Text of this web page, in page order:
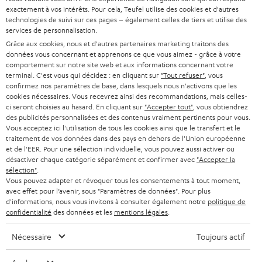
à
l
a
n
e
w
s
l
e
t
t
e
r
SYSTEMES COMPLETS HOME CINEMA
STEREO
SMART HOME
BLUETOOTH
CASQUES AUDIO
CASQUES BLUETOOTH AUDIO
SYSTEMES COMPLETS
ENCEINTES
SUPPORT
CARRIÈRE
PRESSE
B2B
BLOG
NEWSLETTER
MAGASINS
AVANTAGES D’ACHAT
L’HISTOIRE DE TEUFEL
MANAGEMENT
Boutiques en ligne Teufel
ALLEMAGNE
AUTRICHE
SUISSE
PAYS-BAS
BELGIQUE
FRANCE
exactement à vos intérêts. Pour cela, Teufel utilise des cookies et d'autres
technologies de suivi sur ces pages – également celles de tiers et utilise des
services de personnalisation.
Grâce aux cookies, nous et d'autres partenaires marketing traitons des
données vous concernant et apprenons ce que vous aimez - grâce à votre
comportement sur notre site web et aux informations concernant votre
terminal. C'est vous qui décidez : en cliquant sur "Tout refuser" , vous
confirmez nos paramètres de base, dans lesquels nous n'activons que les
cookies nécessaires. Vous recevrez ainsi des recommandations, mais celles-
ci seront choisies au hasard. En cliquant sur "Accepter tout" , vous obtiendrez
des publicités personnalisées et des contenus vraiment pertinents pour vous.
Vous acceptez ici l'utilisation de tous les cookies ainsi que le transfert et le
traitement de vos données dans des pays en dehors de l'Union européenne
et de l'EER. Pour une sélection individuelle, vous pouvez aussi activer ou
désactiver chaque catégorie séparément et confirmer avec "Accepter la
sélection"
Vous pouvez adapter et révoquer tous les consentements à tout moment,
avec effet pour l’avenir, sous "Paramètres de données". Pour plus
d'informations, nous vous invitons à consulter également notre politique de
confidentialité des données et les mentions légales
Nécessaire Toujours actif